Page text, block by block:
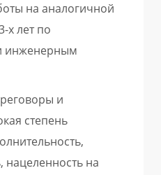
на аналогичной
х лет по
инженерным
и
степень
нацеленность на